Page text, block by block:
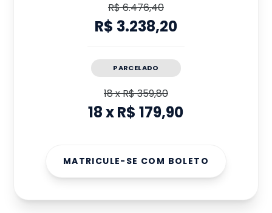
R$ 6.476,40
R$ 3.238,20
PARCELADO
18xR$ 359,80
18xR$ 179,90
MATRICULE-SE COM BOLETO